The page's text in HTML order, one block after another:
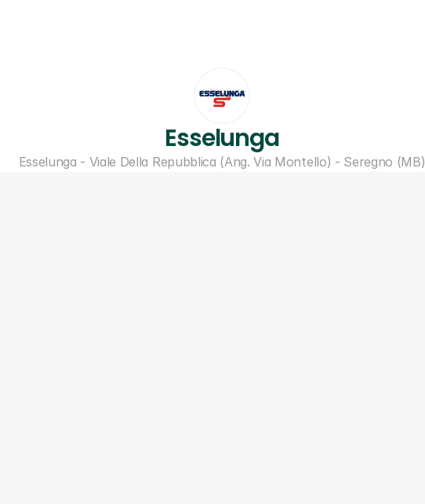
Esselunga
Esselunga - Viale Della Repubblica (Ang. Via Montello) - Seregno (MB)